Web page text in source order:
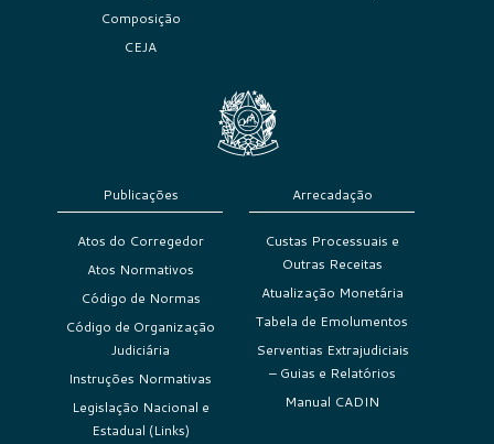
Composição
CEJA
Publicações
Atos do Corregedor
Atos Normativos
Código de Normas
Código de Organização
Judiciária
Instruções Normativas
Legislação Nacional e
Estadual (Links)
Arrecadação
Custas Processuais e
Outras Receitas
Atualização Monetária
Tabela de Emolumentos
Serventias Extrajudiciais
– Guias e Relatórios
Manual CADIN